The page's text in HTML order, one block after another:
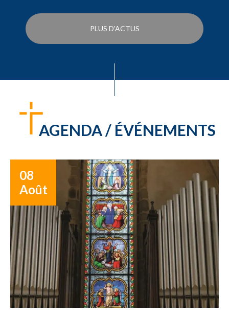
PLUS D'ACTUS
AGENDA / ÉVÉNEMENTS
08
Août